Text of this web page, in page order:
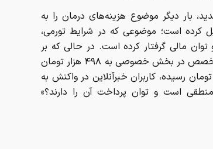
بار دیگر موضوع هزینه‌های درمان را به
کرده است؛ موضوعی که در شرایط تورمی،
مالی گرفتار کرده است. در حالی که بر
اساس تعرفه‌های جدید، ویزیت پزشک متخصص در بخش خصوصی به ۴۹۸ هزار تومان
پزشک فوق‌تخصص به ۵۹۵ هزار تومان رسیده، کاربران خبرآنلاین در واکنش به
است و توان پرداخت آن را دارند؟»